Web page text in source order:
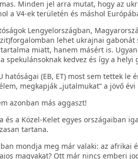
Minden jel arra mutat, hogy az
a V4-ek területén és máshol
Lengyelországban,
lehet ukrajnai gabonát
miatt, hanem másért is.
spekulánsoknak kedvez és így a helyi
hatóságai (EB, ET) most sem tettek
megkapják „jutalmukat“ a jövő évi
azonban más aggaszt!
és a Közel-Kelet egyes országaiban
tartana.
mondja meg már valaki: az afrikai
magvakat? Ott már nincs emberi